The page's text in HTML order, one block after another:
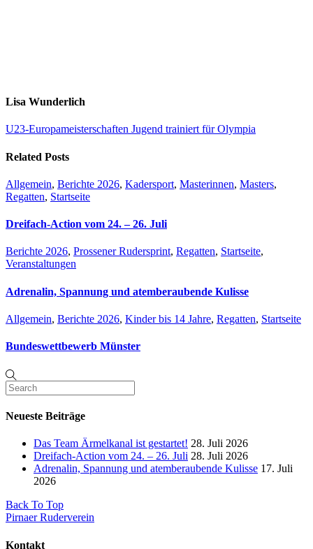
Lisa Wunderlich
U23-Europameisterschaften Jugend trainiert für Olympia
Related Posts
Allgemein, Berichte 2026, Kadersport, Masterinnen, Masters,
Regatten, Startseite
Dreifach-Action vom 24. – 26. Juli
Berichte 2026, Prossener Rudersprint, Regatten, Startseite,
Veranstaltungen
Adrenalin, Spannung und atemberaubende Kulisse
Allgemein, Berichte 2026, Kinder bis 14 Jahre, Regatten, Startseite
Bundeswettbewerb Münster
Neueste Beiträge
Das Team Ärmelkanal ist gestartet! 28. Juli 2026
Dreifach-Action vom 24. – 26. Juli 28. Juli 2026
Adrenalin, Spannung und atemberaubende Kulisse 17. Juli
2026
Back To Top
Pirnaer Ruderverein
Kontakt